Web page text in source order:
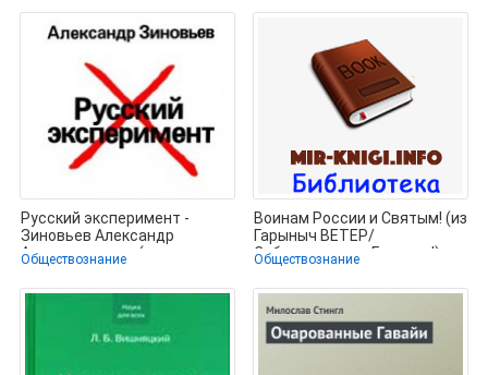
Русский эксперимент -
Зиновьев Александр
Александрович (читать
книги онлайн
Обществознание
Воинам России и Святым! (из
Гарыныч ВЕТЕР/
Собственность Господа!)
(СИ) - Акопян
Обществознание